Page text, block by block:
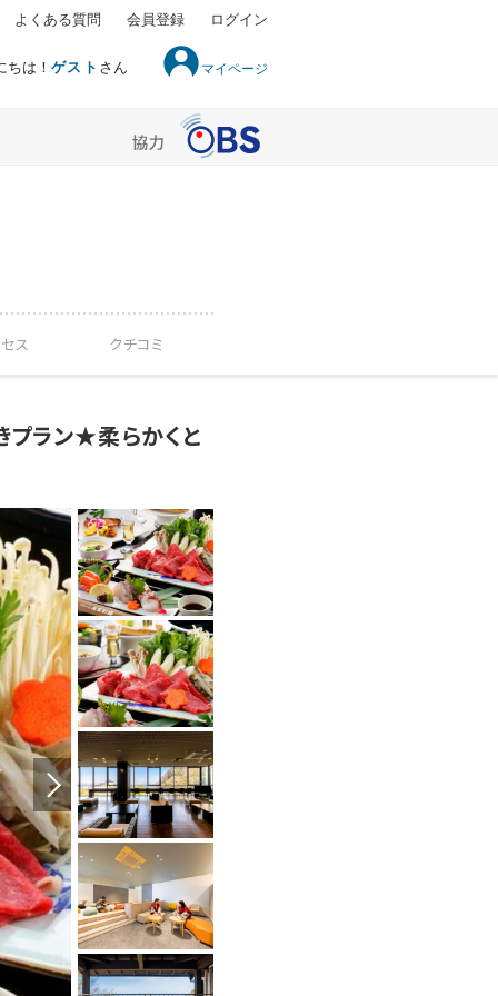
ちは！ゲスト さん マイページ
よくある質問 会員登録 ログイン
ス クチコミ
プラン★柔らかくと